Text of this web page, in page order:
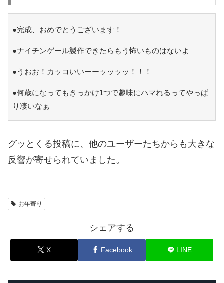
●完成、おめでとうございます！
●ナイチンゲール製作できたらもう怖いものはないよ
●うおお！カッコいいーーッッッッ！！！
●何歳になってもきっかけ1つで趣味にハマれるってやっぱ
り凄いなぁ
グッとくる投稿に、他のユーザーたちからも大きな
反響が寄せられていました。
お年寄り
シェアする
X Facebook LINE